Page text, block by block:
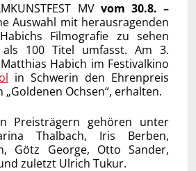
MV vom 30.8. –
Auswahl mit herausragenden
Filmografie zu sehen
100 Titel umfasst. Am 3.
Habich im Festivalkino
in Schwerin den Ehrenpreis
„Goldenen Ochsen“, erhalten.
Preisträgern gehören unter
Thalbach, Iris Berben,
Götz George, Otto Sander,
zuletzt Ulrich Tukur.